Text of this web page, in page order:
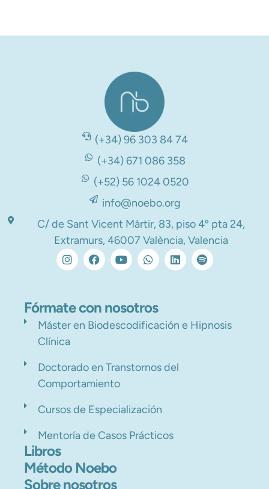
(+34) 96 303 84 74
(+34) 671 086 358
(+52) 56 1024 0520
info@noebo.org
C/ de Sant Vicent Màrtir, 83, piso 4º pta 24,
Extramurs, 46007 València, Valencia
Fórmate con nosotros
Máster en Biodescodificación e Hipnosis
Clínica
Doctorado en Transtornos del
Comportamiento
Cursos de Especialización
Mentoría de Casos Prácticos
Libros
Método Noebo
Sobre nosotros